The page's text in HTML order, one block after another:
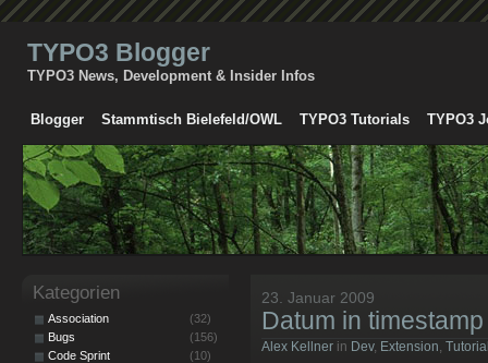
TYPO3 Blogger
TYPO3 News, Development & Insider Infos
Blogger Stammtisch Bielefeld/OWL TYPO3 Tutorials TYPO3
23. Januar 2009
Datum in
Alex Kellner in Dev, Extension,
Kategorien
Association
(32)
Bugs
(156)
Code Sprint
(10)